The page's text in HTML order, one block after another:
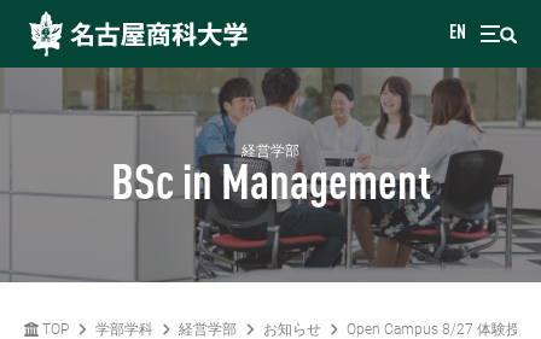
EN
経営学部
BSc in Management
TOP 学部学科 経営学部 お知らせ Open Campus 8/27 体験授